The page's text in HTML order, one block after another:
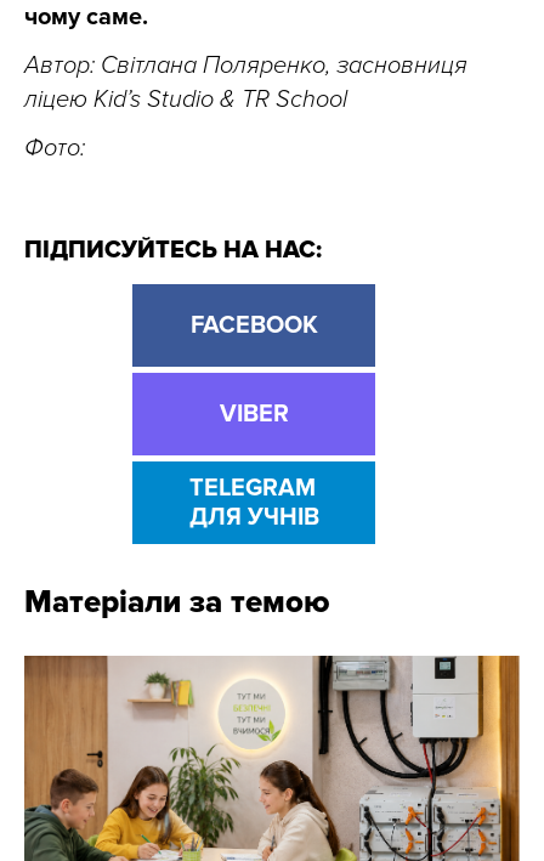
чому саме.
Автор: Світлана Поляренко, засновниця
ліцею Kid’s Studio & TR School
Фото:
ПІДПИСУЙТЕСЬ НА НАС:
FACEBOOK
VIBER
TELEGRAM
ДЛЯ УЧНІВ
Матеріали за темою